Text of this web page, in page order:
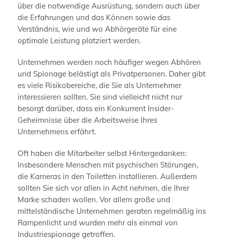
über die notwendige Ausrüstung, sondern auch über
die Erfahrungen und das Können sowie das
Verständnis, wie und wo Abhörgeräte für eine
optimale Leistung platziert werden.
Unternehmen werden noch häufiger wegen Abhören
und Spionage belästigt als Privatpersonen. Daher gibt
es viele Risikobereiche, die Sie als Unternehmer
interessieren sollten. Sie sind vielleicht nicht nur
besorgt darüber, dass ein Konkurrent Insider-
Geheimnisse über die Arbeitsweise Ihres
Unternehmens erfährt.
Oft haben die Mitarbeiter selbst Hintergedanken:
Insbesondere Menschen mit psychischen Störungen,
die Kameras in den Toiletten installieren. Außerdem
sollten Sie sich vor allen in Acht nehmen, die Ihrer
Marke schaden wollen. Vor allem große und
mittelständische Unternehmen geraten regelmäßig ins
Rampenlicht und wurden mehr als einmal von
Industriespionage getroffen.